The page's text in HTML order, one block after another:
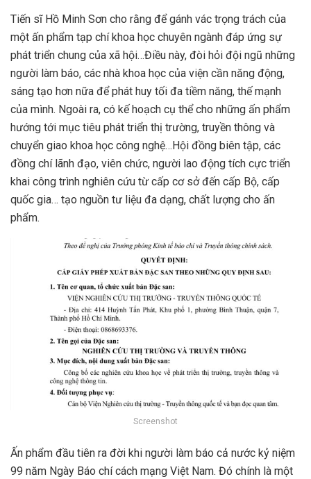
Tiến sĩ Hồ Minh Sơn cho rằng để gánh vác trọng trách của
một ấn phẩm tạp chí khoa học chuyên ngành đáp ứng sự
phát triển chung của xã hội…Điều này, đòi hỏi đội ngũ những
người làm báo, các nhà khoa học của viện cần năng động,
sáng tạo hơn nữa để phát huy tối đa tiềm năng, thế mạnh
của mình. Ngoài ra, có kế hoạch cụ thể cho những ấn phẩm
hướng tới mục tiêu phát triển thị trường, truyền thông và
chuyển giao khoa học công nghệ…Hội đồng biên tập, các
đồng chí lãnh đạo, viên chức, người lao động tích cực triển
khai công trình nghiên cứu từ cấp cơ sở đến cấp Bộ, cấp
quốc gia… tạo nguồn tư liệu đa dạng, chất lượng cho ấn
phẩm.
Screenshot
Ấn phẩm đầu tiên ra đời khi người làm báo cả nước kỷ niệm
99 năm Ngày Báo chí cách mạng Việt Nam. Đó chính là một